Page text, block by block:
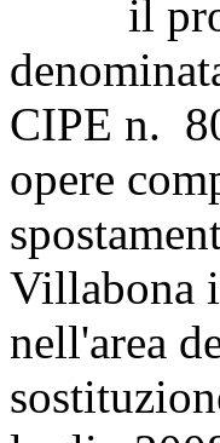
il
CIPE n.
opere
Villabona
nell'area